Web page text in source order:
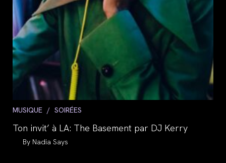
Post
MUSIQUE / SOIRÉES
Ton invit’ à LA: The Basement par DJ Kerry
Auteur/autrice
Nadia Says